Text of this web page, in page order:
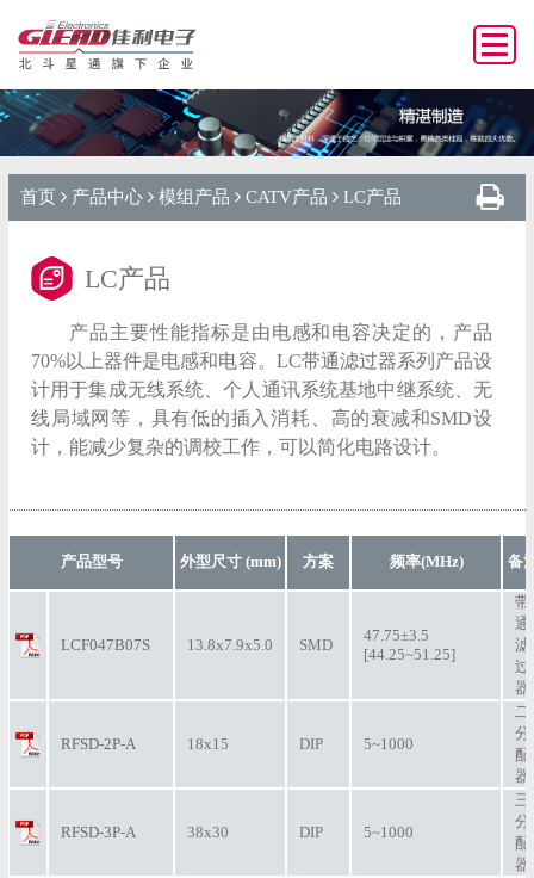
首页 产品中心 模组产品 CATV产品 LC产品
LC产品
产品主要性能指标是由电感和电容决定的，产品
70%以上器件是电感和电容。LC带通滤过器系列产品设
计用于集成无线系统、个人通讯系统基地中继系统、无
线局域网等，具有低的插入消耗、高的衰减和SMD设
计，能减少复杂的调校工作，可以简化电路设计。
产品型号 外型尺寸 (mm) 方案 频率(MHz) 备
LCF047B07S 13.8x7.9x5.0 SMD
47.75±3.5
[44.25~51.25]
带
通
滤
过
器
RFSD-2P-A 18x15 DIP 5~1000
二
分
配
器
RFSD-3P-A 38x30 DIP 5~1000
三
分
配
器